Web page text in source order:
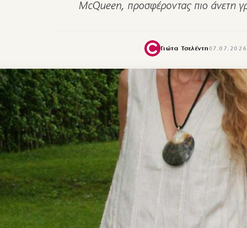
McQueen, προσφέροντας πιο άνετη
Γιώτα Τσελέντη07.07.2026